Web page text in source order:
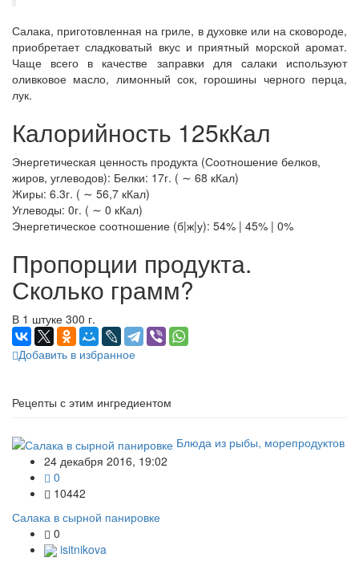
Салака, приготовленная на гриле, в духовке или на сковороде,
приобретает сладковатый вкус и приятный морской аромат.
Чаще всего в качестве заправки для салаки используют
оливковое масло, лимонный сок, горошины черного перца,
лук.
Калорийность 125кКал
Энергетическая ценность продукта (Соотношение белков,
жиров, углеводов): Белки: 17г. ( ∼ 68 кКал)
Жиры: 6.3г. ( ∼ 56,7 кКал)
Углеводы: 0г. ( ∼ 0 кКал)
Энергетическое соотношение (б|ж|у): 54% | 45% | 0%
Пропорции продукта.
Сколько грамм?
В 1 штуке 300 г.
Добавить в избранное
Рецепты с этим ингредиентом
Блюда из рыбы, морепродуктов
24 декабря 2016, 19:02
0
10442
Салака в сырной панировке
0
isitnikova